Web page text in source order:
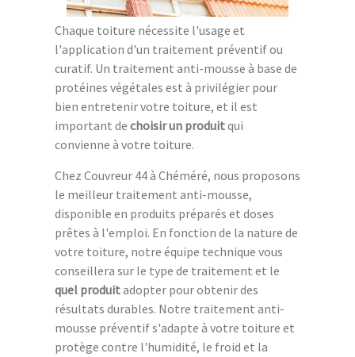
Chaque toiture nécessite l'usage et
l'application d'un traitement préventif ou
curatif. Un traitement anti-mousse à base de
protéines végétales est à privilégier pour
bien entretenir votre toiture, et il est
important de choisir un produitqui
convienne à votre toiture.
Chez Couvreur 44 à Chéméré, nous proposons
le meilleur traitement anti-mousse,
disponible en produits préparés et doses
prêtes à l'emploi. En fonction de la nature de
votre toiture, notre équipe technique vous
conseillera sur le type de traitement et le
quel produitadopter pour obtenir des
résultats durables. Notre traitement anti-
mousse préventif s'adapte à votre toiture et
protège contre l'humidité, le froid et la